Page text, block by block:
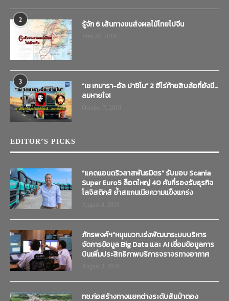
2 รู้จัก 6 เส้นทางขนส่งผลไม้ไทยไปจีน
3
“เช เกบารา-อัล ปาชิโน” 2 ฮีโร่ท้ายสิบล้อที่ยังมี…
ลมหายใจ!
EDITOR’S PICKS
“แคดแอนดริวลาสพันธมิตร” รับมอบ Scania
Super Euro5 ล็อตใหญ่ 40 คันที่รองรับธุรกิจ
โลจิสติกส์ ย้ำสแกนเนียความแข็งแกร่ง
ภัทรพงศ์ฯ”หนุนบวท.เร่งพัฒนาระบบบริหาร
จัดการข้อมูล Big Data และ AI เชื่อมข้อมูลการ
บินเพิ่มประสิทธิภาพบริการจราจรทางอากาศ
ทช.ก่อสร้างทางแยกต่างระดับสันป่าตอง